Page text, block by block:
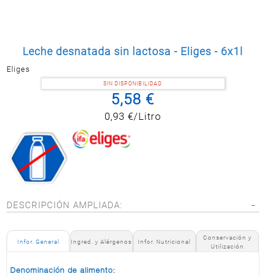
Y HOGARLeche desnatada sin lactosa - Eliges - 6x1l
Eliges
SIN DISPONIBILIDAD
5,58 €
0,93 €/Litro
DESCRIPCIÓN AMPLIADA:
Infor. General Ingred. y Alérgenos Infor. Nutricional
Conservación y
Utilización
Denominación de alimento: